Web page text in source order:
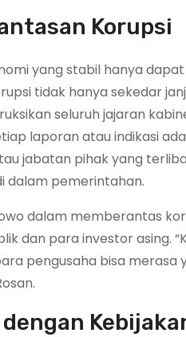
Korupsi
yang stabil hanya
tidak hanya sekedar
seluruh jajaran
laporan atau indikasi
jabatan pihak yang
dalam pemerintahan.
dalam memberantas
dan para investor asing.
pengusaha bisa